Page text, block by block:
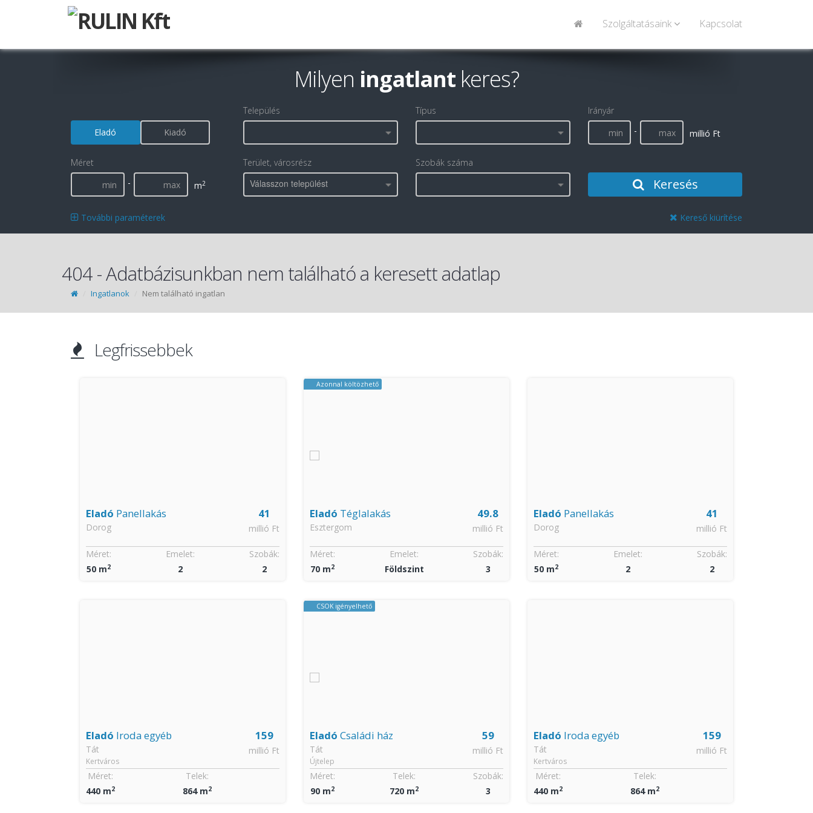
Szolgáltatásaink Kapcsolat
Milyen ingatlant keres?
Eladó Kiadó
Település Típus
Irányár
-
millió Ft
Méret
-
m2
Terület, városrész
Válasszon települést
Szobák száma
Keresés
További paraméterek Kereső kiürítése
404 - Adatbázisunkban nem található a keresett adatlap
Ingatlanok Nem található ingatlan
Legfrissebbek
41
millió Ft
Eladó Panellakás
Dorog
Szobák:
2
Méret:
50 m2
Emelet:
2
159
millió Ft
Eladó Iroda egyéb
Tát
Kertváros
Méret:
440 m2
Telek:
864 m2
Azonnal költözhető
49.8
millió Ft
Eladó Téglalakás
Esztergom
Szobák:
3
Méret:
70 m2
Emelet:
Földszint
CSOK igényelhető
59
millió Ft
Eladó Családi ház
Tát
Újtelep
Szobák:
3
Méret:
90 m2
Telek:
720 m2
41
millió Ft
Eladó Panellakás
Dorog
Szobák:
2
Méret:
50 m2
Emelet:
2
159
millió Ft
Eladó Iroda egyéb
Tát
Kertváros
Méret:
440 m2
Telek:
864 m2